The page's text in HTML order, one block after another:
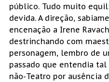
público. Tudo muito
devida. A direção,
encenação a Irene
destrinchando com
personagem, lembro de
passado que entendia
não-Teatro por ausência